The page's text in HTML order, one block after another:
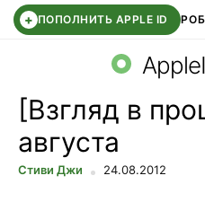
+ ПОПОЛНИТЬ APPLE ID
WHATSAPP DDE
[Взгляд в
августа
Стиви Джи 24.08.2012